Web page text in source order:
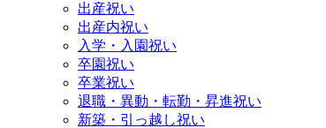
出産祝い
出産内祝い
入学・入園祝い
卒園祝い
卒業祝い
退職・異動・転勤・昇進祝い
新築・引っ越し祝い